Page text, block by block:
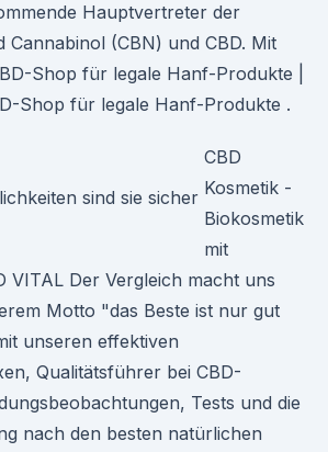
Hauptvertreter der
Cannabinol (CBN) und CBD. Mit
Shop für legale Hanf-Produkte |
Shop für legale Hanf-Produkte .
CBD
Kosmetik -
Biokosmetik
mit
VITAL Der Vergleich macht uns
Motto "das Beste ist nur gut
unseren effektiven
Qualitätsführer bei CBD-
Tests und die
nach den besten natürlichen